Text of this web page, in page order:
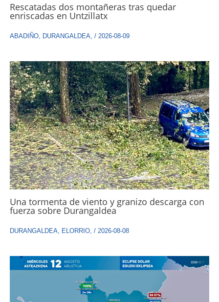
Rescatadas dos montañeras tras quedar
enriscadas en Untzillatx
ABADIÑO, DURANGALDEA, / 2026-08-09
Una tormenta de viento y granizo descarga con
fuerza sobre Durangaldea
DURANGALDEA, ELORRIO, / 2026-08-08